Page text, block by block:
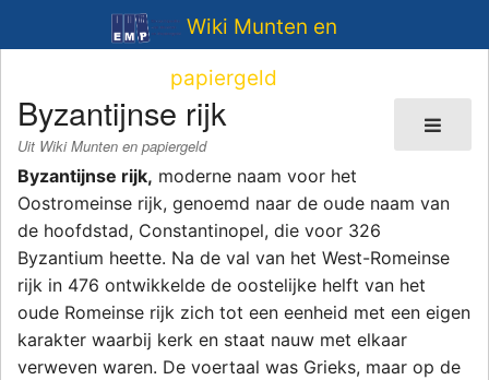
Wiki Munten en
papiergeld
Byzantijnse rijk
Uit Wiki Munten en papiergeld
Byzantijnse rijk, moderne naam voor het
Oostromeinse rijk, genoemd naar de oude naam van
de hoofdstad, Constantinopel, die voor 326
Byzantium heette. Na de val van het West-Romeinse
rijk in 476 ontwikkelde de oostelijke helft van het
oude Romeinse rijk zich tot een eenheid met een eigen
karakter waarbij kerk en staat nauw met elkaar
verweven waren. De voertaal was Grieks, maar op de